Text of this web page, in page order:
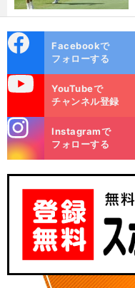
ok
Facebookで
フォローする
YouTubeで
チャンネル登録
m
Instagramで
フォローする